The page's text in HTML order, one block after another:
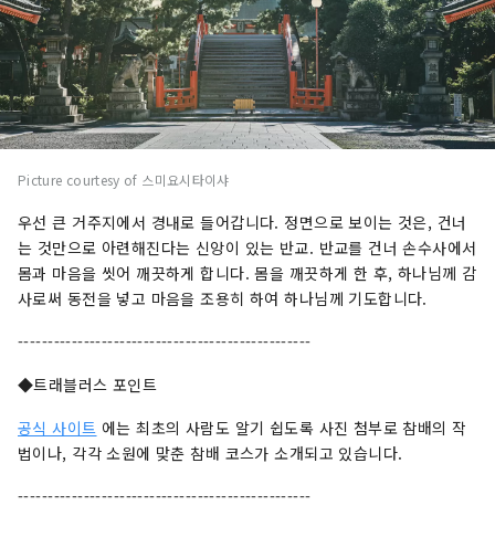
Picture courtesy of 스미요시타이샤
우선 큰 거주지에서 경내로 들어갑니다. 정면으로 보이는 것은, 건너
는 것만으로 아련해진다는 신앙이 있는 반교. 반교를 건너 손수사에서
몸과 마음을 씻어 깨끗하게 합니다. 몸을 깨끗하게 한 후, 하나님께 감
사로써 동전을 넣고 마음을 조용히 하여 하나님께 기도합니다.
-------------------------------------------------
◆트래블러스 포인트
공식 사이트 에는 최초의 사람도 알기 쉽도록 사진 첨부로 참배의 작
법이나, 각각 소원에 맞춘 참배 코스가 소개되고 있습니다.
-------------------------------------------------